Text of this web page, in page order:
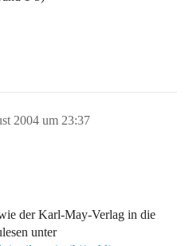
2004 um 23:37
der Karl-May-Verlag in die
unter